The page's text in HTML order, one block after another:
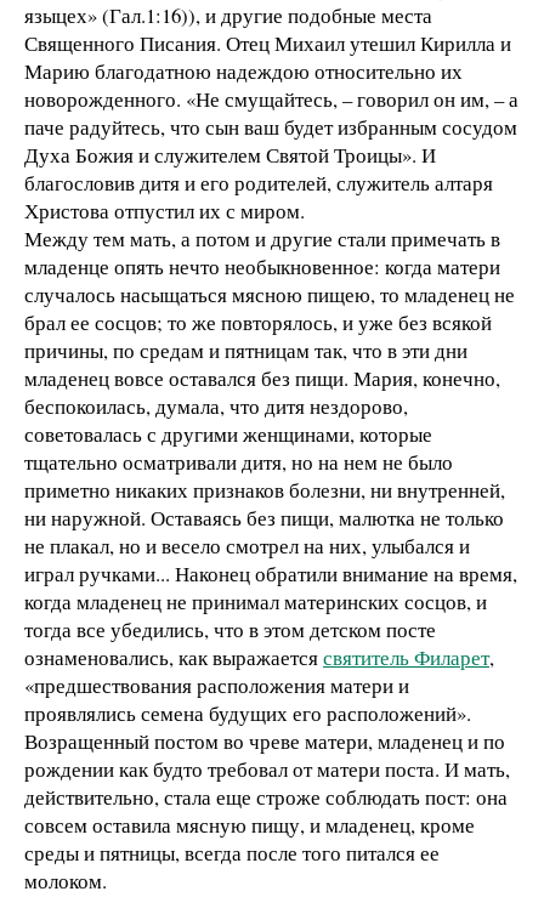
языцех» (Гал.1:16)), и другие подобные места
Священного Писания. Отец Михаил утешил Кирилла и
Марию благодатною надеждою относительно их
новорожденного. «Не смущайтесь, – говорил он им, – а
паче радуйтесь, что сын ваш будет избранным сосудом
Духа Божия и служителем Святой Троицы». И
благословив дитя и его родителей, служитель алтаря
Христова отпустил их с миром.
Между тем мать, а потом и другие стали примечать в
младенце опять нечто необыкновенное: когда матери
случалось насыщаться мясною пищею, то младенец не
брал ее сосцов; то же повторялось, и уже без всякой
причины, по средам и пятницам так, что в эти дни
младенец вовсе оставался без пищи. Мария, конечно,
беспокоилась, думала, что дитя нездорово,
советовалась с другими женщинами, которые
тщательно осматривали дитя, но на нем не было
приметно никаких признаков болезни, ни внутренней,
ни наружной. Оставаясь без пищи, малютка не только
не плакал, но и весело смотрел на них, улыбался и
играл ручками... Наконец обратили внимание на время,
когда младенец не принимал материнских сосцов, и
тогда все убедились, что в этом детском посте
ознаменовались, как выражаетсясвятитель Филарет,
«предшествования расположения матери и
проявлялись семена будущих его расположений».
Возращенный постом во чреве матери, младенец и по
рождении как будто требовал от матери поста. И мать,
действительно, стала еще строже соблюдать пост: она
совсем оставила мясную пищу, и младенец, кроме
среды и пятницы, всегда после того питался ее
молоком.